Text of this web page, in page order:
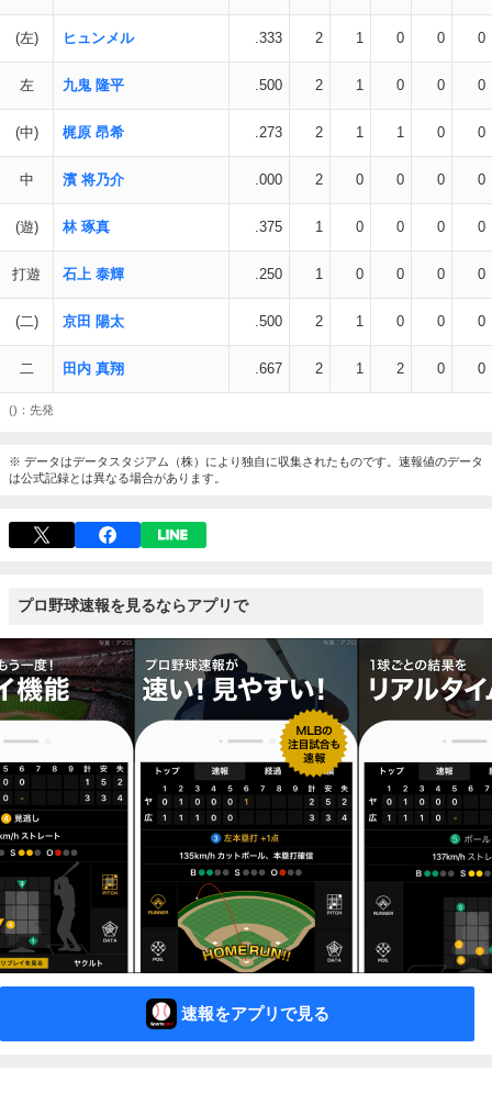
(左) ヒュンメル .333 2 1 0 0 0
左 九鬼 隆平 .500 2 1 0 0 0
(中) 梶原 昂希 .273 2 1 1 0 0
中 濱 将乃介 .000 2 0 0 0 0
(遊) 林 琢真 .375 1 0 0 0 0
打遊 石上 泰輝 .250 1 0 0 0 0
(二) 京田 陽太 .500 2 1 0 0 0
二 田内 真翔 .667 2 1 2 0 0
()：先発
※ データはデータスタジアム（株）により独自に収集されたものです。速報値のデータ
は公式記録とは異なる場合があります。
プロ野球速報を見るならアプリで
速報をアプリで見る